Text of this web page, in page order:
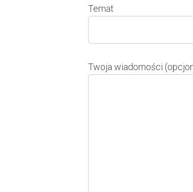
Temat
Twoja wiadomości